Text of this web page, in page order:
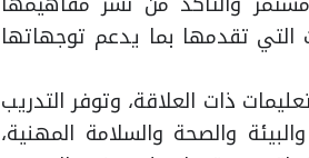
التي تقدمها بما يدعم توجهاتها
ذات العلاقة، وتوفر التدريب
والصحة والسلامة المهنية،